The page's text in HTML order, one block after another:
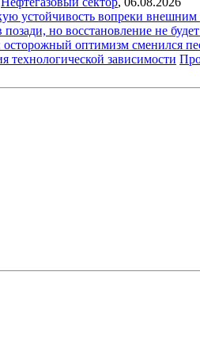
устойчивость вопреки внешним
но восстановление не
осторожный оптимизм сменился
зависимости